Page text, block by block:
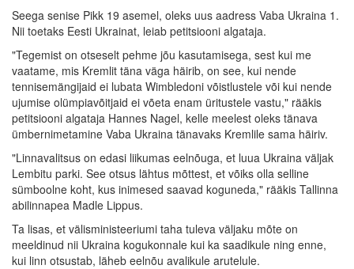
Seega senise Pikk 19 asemel, oleks uus aadress Vaba Ukraina 1.
Nii toetaks Eesti Ukrainat, leiab petitsiooni algataja.
"Tegemist on otseselt pehme jõu kasutamisega, sest kui me
vaatame, mis Kremlit täna väga häirib, on see, kui nende
tennisemängijaid ei lubata Wimbledoni võistlustele või kui nende
ujumise olümpiavõitjaid ei võeta enam üritustele vastu," rääkis
petitsiooni algataja Hannes Nagel, kelle meelest oleks tänava
ümbernimetamine Vaba Ukraina tänavaks Kremlile sama häiriv.
"Linnavalitsus on edasi liikumas eelnõuga, et luua Ukraina väljak
Lembitu parki. See otsus lähtus mõttest, et võiks olla selline
sümboolne koht, kus inimesed saavad koguneda," rääkis Tallinna
abilinnapea Madle Lippus.
Ta lisas, et välisministeeriumi taha tuleva väljaku mõte on
meeldinud nii Ukraina kogukonnale kui ka saadikule ning enne,
kui linn otsustab, läheb eelnõu avalikule arutelule.